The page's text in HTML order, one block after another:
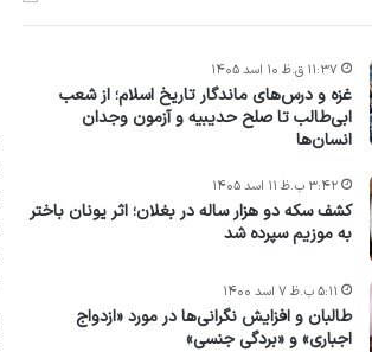
غزه و درس‌های ماندگار تاریخ اسلام؛ از شعب
ابی‌طالب تا صلح حدیبیه و آزمون وجدان
انسان‌ها
۱۱:۳۷ ق.ظ ۱۰ اسد ۱۴۰۵
کشف سکه دو هزار ساله در بغلان؛ اثر یونان باختر
به موزیم سپرده شد
۳:۴۲ ب.ظ ۱۱ اسد ۱۴۰۵
طالبان و افزایش نگرانی‌ها در مورد «ازدواج
اجباری» و «بردگی جنسی»
۵:۱۱ ب.ظ ۷ اسد ۱۴۰۰